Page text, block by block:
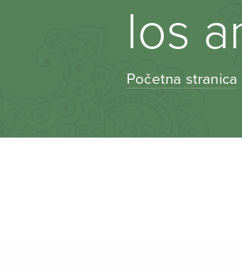
los
Početna stranica